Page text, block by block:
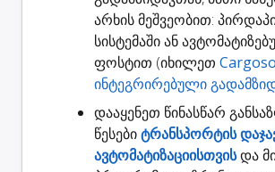
არხის მეშვეობით:
სისტემაში ან
ფოსტით (იხილეთ
ინტეგრირებული
დააყენეთ წინასწარ
წესებიტრანსპორტის
ავტომატიზაციისთვისდა